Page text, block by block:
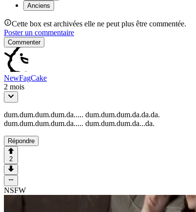
Anciens
Cette box est archivées elle ne peut plus être commentée.
Poster un commentaire
Commenter
NewFagCake
2 mois
dum.dum.dum.dum.da..... dum.dum.dum.da.da.da.
dum.dum.dum.dum.da..... dum.dum.dum.da...da.
Répondre
2
NSFW